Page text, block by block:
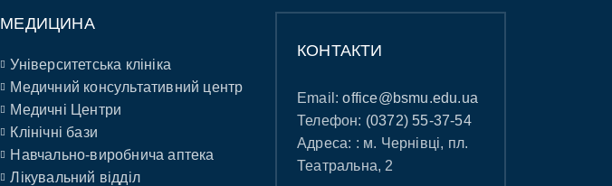
МЕДИЦИНА
Університетська клініка
Медичний консультативний центр
Медичні Центри
Клінічні бази
Навчально-виробнича аптека
Лікувальний відділ
КОНТАКТИ
Email:office@bsmu.edu.ua
Телефон: (0372) 55-37-54
Адреса: : м. Чернівці, пл.
Театральна, 2